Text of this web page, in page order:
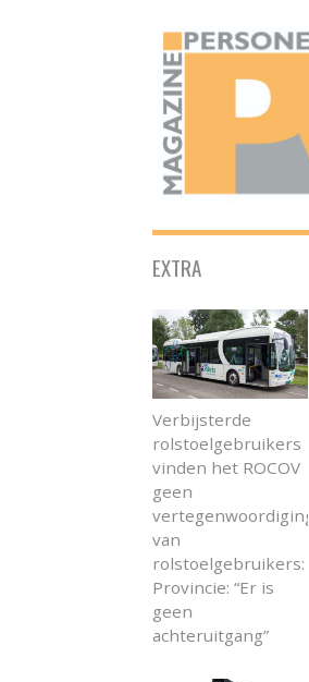
EXTRA
Verbijsterde
rolstoelgebruikers
vinden het ROCOV
geen
vertegenwoordiging
van
rolstoelgebruikers:
Provincie: “Er is
geen
achteruitgang”